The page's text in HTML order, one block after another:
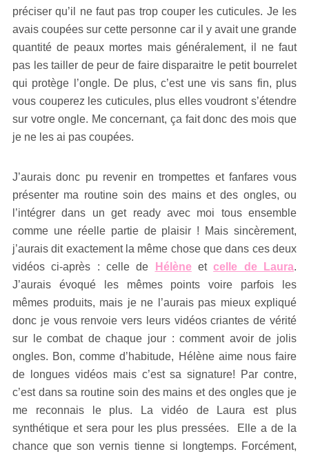
préciser qu’il ne faut pas trop couper les cuticules. Je les
avais coupées sur cette personne car il y avait une grande
quantité de peaux mortes mais généralement, il ne faut
pas les tailler de peur de faire disparaitre le petit bourrelet
qui protège l’ongle. De plus, c’est une vis sans fin, plus
vous couperez les cuticules, plus elles voudront s’étendre
sur votre ongle. Me concernant, ça fait donc des mois que
je ne les ai pas coupées.
J’aurais donc pu revenir en trompettes et fanfares vous
présenter ma routine soin des mains et des ongles, ou
l’intégrer dans un get ready avec moi tous ensemble
comme une réelle partie de plaisir ! Mais sincèrement,
j’aurais dit exactement la même chose que dans ces deux
vidéos ci-après : celle de
Hélèneetcelle de Laura.
J’aurais évoqué les mêmes points voire parfois les
mêmes produits, mais je ne l’aurais pas mieux expliqué
donc je vous renvoie vers leurs vidéos criantes de vérité
sur le combat de chaque jour : comment avoir de jolis
ongles. Bon, comme d’habitude, Hélène aime nous faire
de longues vidéos mais c’est sa signature! Par contre,
c’est dans sa routine soin des mains et des ongles que je
me reconnais le plus. La vidéo de Laura est plus
synthétique et sera pour les plus pressées. Elle a de la
chance que son vernis tienne si longtemps. Forcément,